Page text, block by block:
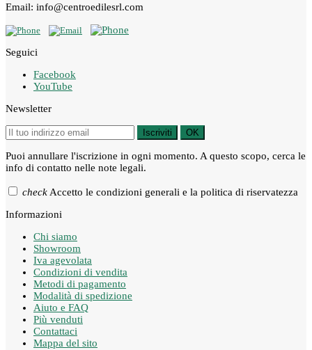
Email: info@centroedilesrl.com
Seguici
Facebook
YouTube
Newsletter
Iscriviti OK
Puoi annullare l'iscrizione in ogni momento. A questo scopo, cerca le
info di contatto nelle note legali.
check Accetto le condizioni generali e la politica di riservatezza
Informazioni
Chi siamo
Showroom
Iva agevolata
Condizioni di vendita
Metodi di pagamento
Modalità di spedizione
Aiuto e FAQ
Più venduti
Contattaci
Mappa del sito